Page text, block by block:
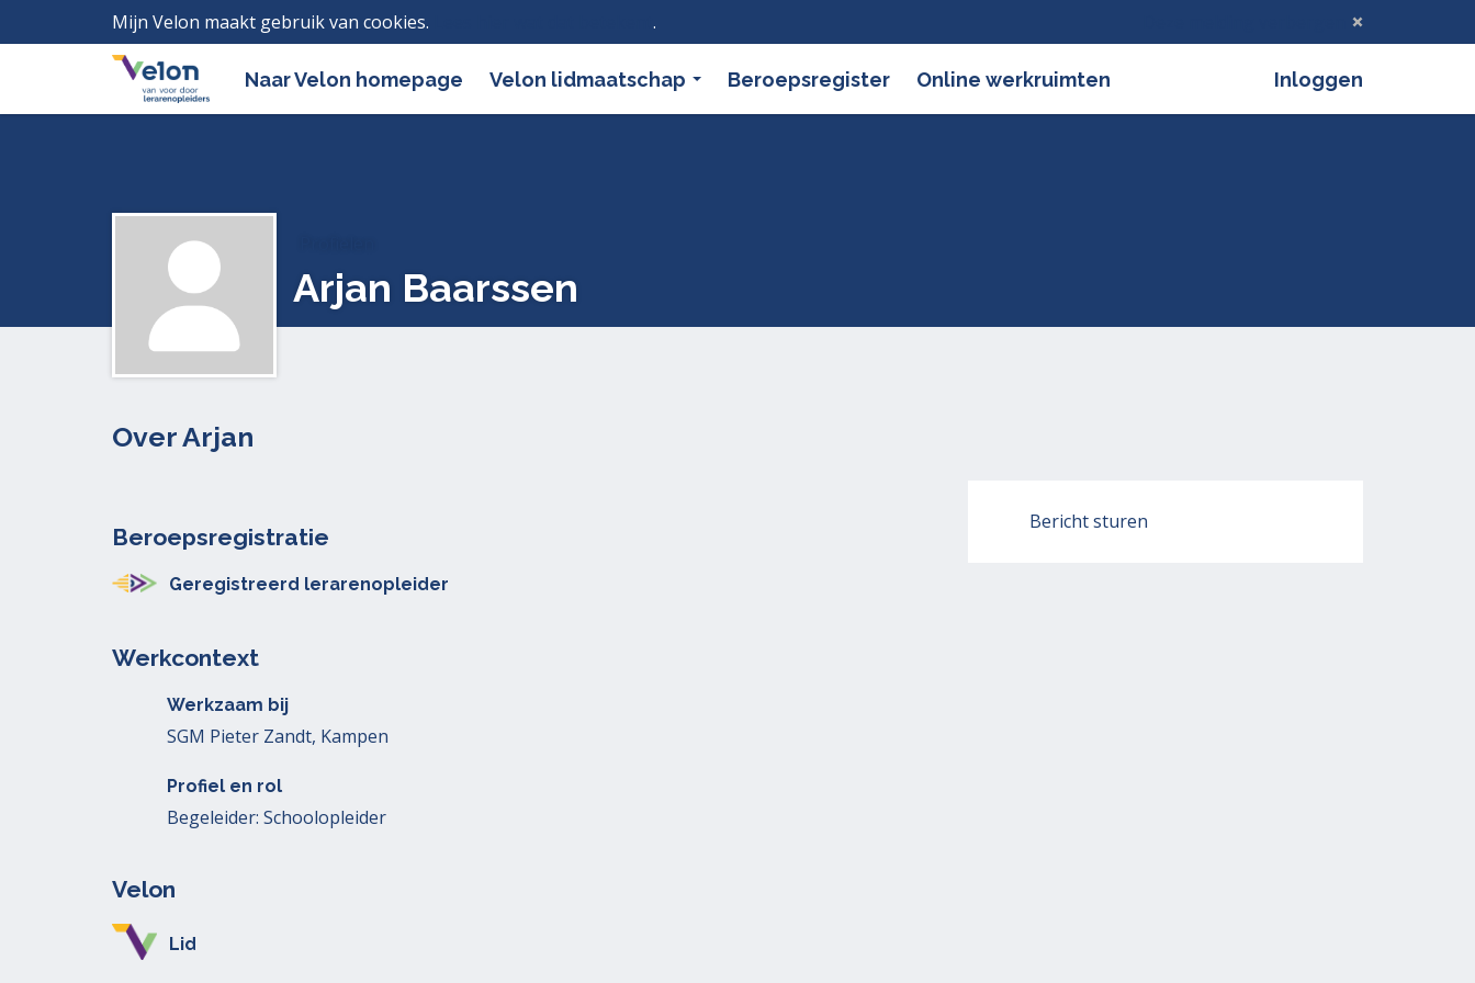
Mijn Velon maakt gebruik van cookies. .
Naar Velon homepage Velon lidmaatschap Beroepsregister Online werkruimten Inloggen
Arjan Baarssen
Over Arjan
Beroepsregistratie
Geregistreerd lerarenopleider
Werkcontext
Werkzaam bij
SGM Pieter Zandt, Kampen
Profiel en rol
Begeleider: Schoolopleider
Velon
Lid
Bericht sturen